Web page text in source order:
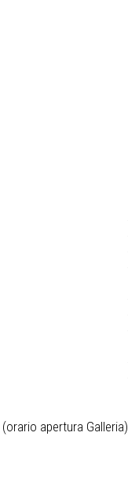
(orario apertura Galleria)